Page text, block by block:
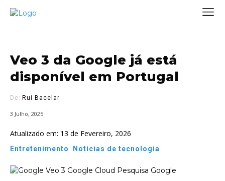
Veo 3 da Google já está
disponível em Portugal
De: Rui Bacelar
3 Julho, 2025
Atualizado em: 13 de Fevereiro, 2026
Entretenimento Notícias de tecnologia